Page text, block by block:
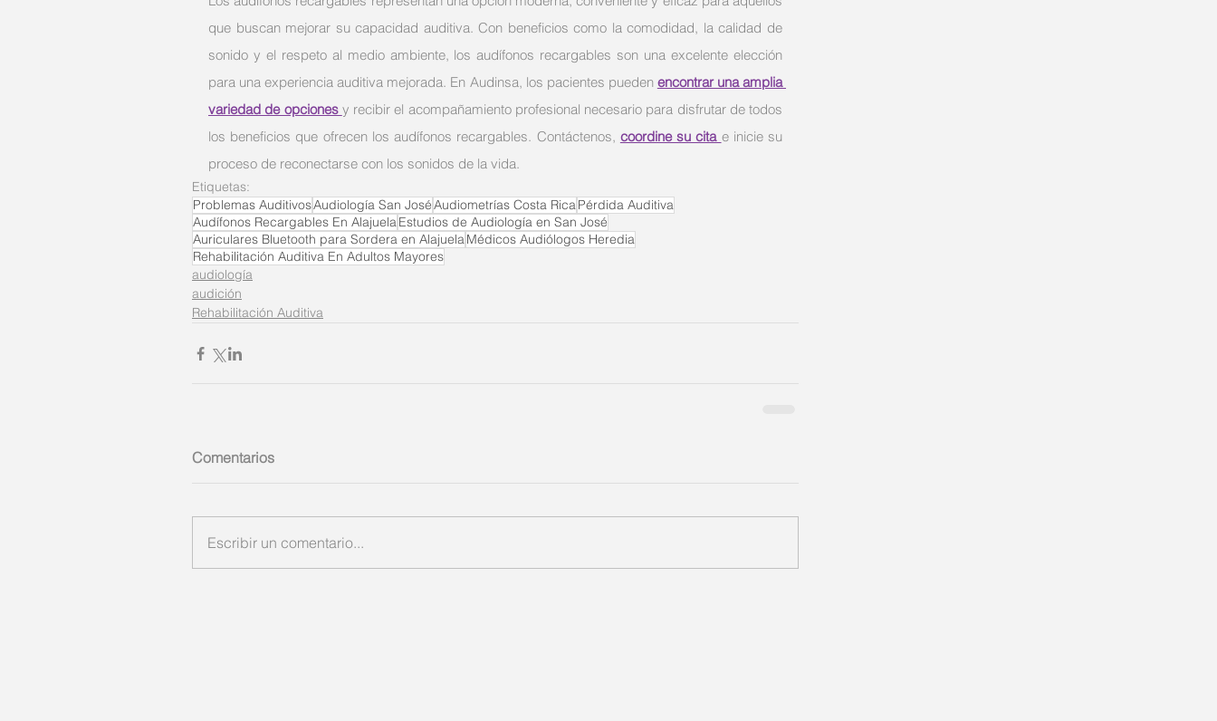
que buscan mejorar su capacidad auditiva. Con beneficios como la comodidad, la calidad de
sonido y el respeto al medio ambiente, los audífonos recargables son una excelente elección
para una experiencia auditiva mejorada. En Audinsa, los pacientes pueden encontrar una amplia
variedad de opciones y recibir el acompañamiento profesional necesario para disfrutar de todos
los beneficios que ofrecen los audífonos recargables. Contáctenos, coordine su cita e inicie su
proceso de reconectarse con los sonidos de la vida.
Etiquetas:
Problemas AuditivosAudiología San JoséAudiometrías Costa RicaPérdida Auditiva
Audífonos Recargables En AlajuelaEstudios de Audiología en San José
Auriculares Bluetooth para Sordera en AlajuelaMédicos Audiólogos Heredia
Rehabilitación Auditiva En Adultos Mayores
audiología
audición
Rehabilitación Auditiva
Comentarios
Escribir un comentario...